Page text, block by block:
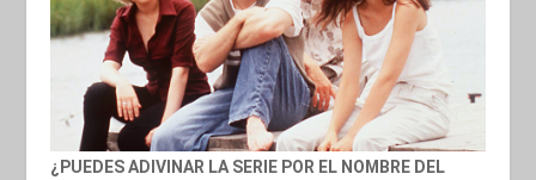
¿PUEDES ADIVINAR LA SERIE POR EL NOMBRE DEL